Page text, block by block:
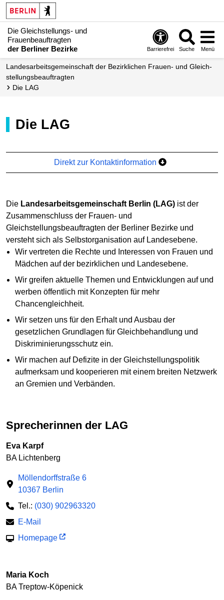
Die Gleichstellungs- und
Frauenbeauftragten
der Berliner Bezirke
Barrierefrei Suche Menü
Landes­arbeits­gemeinschaft der Bezirk­lichen Frauen- und Gleich­
stellungs­beauftragten
Die LAG
Die LAG
Direkt zur Kontaktinformation
Die Landesarbeitsgemeinschaft Berlin (LAG) ist der
Zusammenschluss der Frauen- und
Gleichstellungsbeauftragten der Berliner Bezirke und
versteht sich als Selbstorganisation auf Landesebene.
Wir vertreten die Rechte und Interessen von Frauen und
Mädchen auf der bezirklichen und Landesebene.
Wir greifen aktuelle Themen und Entwicklungen auf und
werben öffentlich mit Konzepten für mehr
Chancengleichheit.
Wir setzen uns für den Erhalt und Ausbau der
gesetzlichen Grundlagen für Gleichbehandlung und
Diskriminierungsschutz ein.
Wir machen auf Defizite in der Gleichstellungspolitik
aufmerksam und kooperieren mit einem breiten Netzwerk
an Gremien und Verbänden.
Sprecherinnen der LAG
Eva Karpf
BA Lichtenberg
Möllendorffstraße 6
10367 Berlin
Tel.: (030) 902963320
E-Mail
Homepage
Maria Koch
BA Treptow-Köpenick